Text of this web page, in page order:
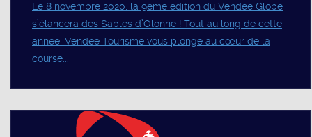
Le 8 novembre 2020, la 9ème édition du Vendée Globe
s’élancera des Sables d’Olonne ! Tout au long de cette
année, Vendée Tourisme vous plonge au cœur de la
course...